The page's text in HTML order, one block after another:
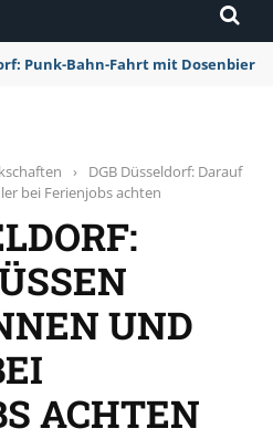
Punk-Bahn-Fahrt mit Dosenbier
›
DGB Düsseldorf: Darauf
bei Ferienjobs achten
UND
ACHTEN